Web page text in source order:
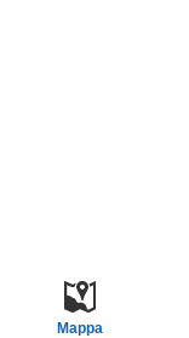
Mappa